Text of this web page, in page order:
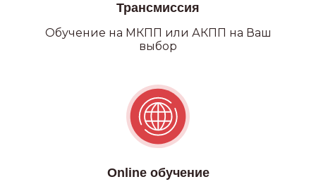
Трансмиссия
Обучение на МКПП или АКПП на Ваш
выбор
Online обучение
Категория С